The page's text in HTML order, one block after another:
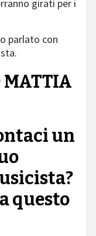
girati per i
parlato con
MATTIA
un
questo